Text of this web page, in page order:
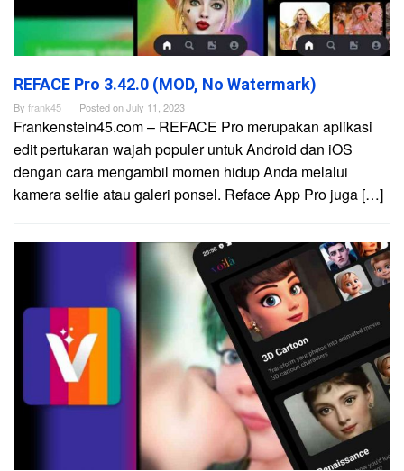
REFACE Pro 3.42.0 (MOD, No Watermark)
By frank45 Posted onJuly 11, 2023
Frankenstein45.com – REFACE Pro merupakan aplikasi
edit pertukaran wajah populer untuk Android dan iOS
dengan cara mengambil momen hidup Anda melalui
kamera selfie atau galeri ponsel. Reface App Pro juga […]